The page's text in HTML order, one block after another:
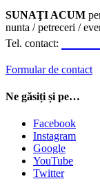
SUNAŢI ACUM
nunta / petreceri /
Tel. contact:
Formular de contact
Ne găsiți și pe…
Facebook
Instagram
Google
YouTube
Twitter